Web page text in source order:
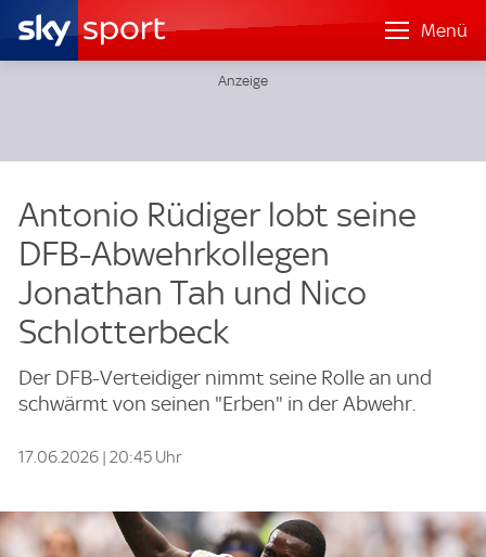
Menü
Antonio Rüdiger lobt seine
DFB-Abwehrkollegen
Jonathan Tah und Nico
Schlotterbeck
Der DFB-Verteidiger nimmt seine Rolle an und
schwärmt von seinen "Erben" in der Abwehr.
17.06.2026 | 20:45 Uhr